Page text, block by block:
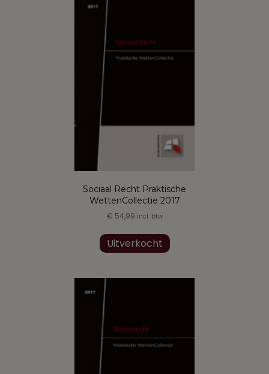
gekozen
worden
Sociaal Recht Praktische
WettenCollectie 2017
€ 54,99 incl. btw
Uitverkocht